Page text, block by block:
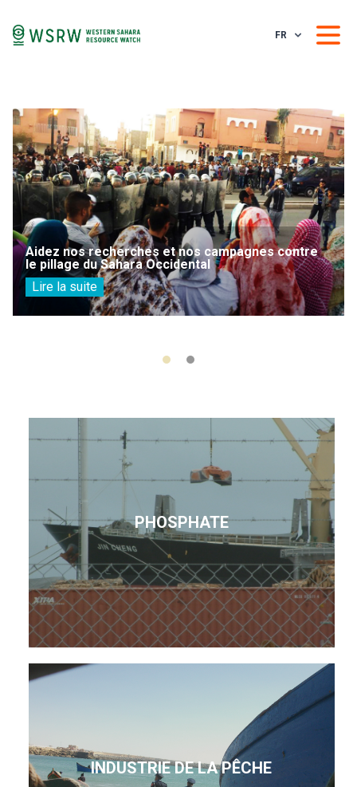
FR
Aidez nos recherches et nos campagnes contre
le pillage du Sahara Occidental
Lire la suite
PHOSPHATE
INDUSTRIE DE LA PÊCHE